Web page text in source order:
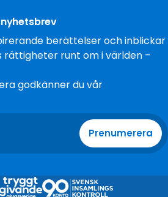
berättelser och inblickar
runt om i världen –
godkänner du vår
Prenumerera